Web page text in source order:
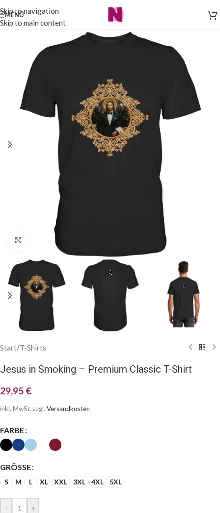
Skip to navigation
Skip to main content
MENÜ
Klick zum Vergrößern
Start/T-Shirts
Jesus in Smoking – Premium Classic T-Shirt
29,95 €
inkl. MwSt. zzgl. Versandkosten
FARBE
GRÖSSE
S M L XL XXL 3XL 4XL 5XL
- +